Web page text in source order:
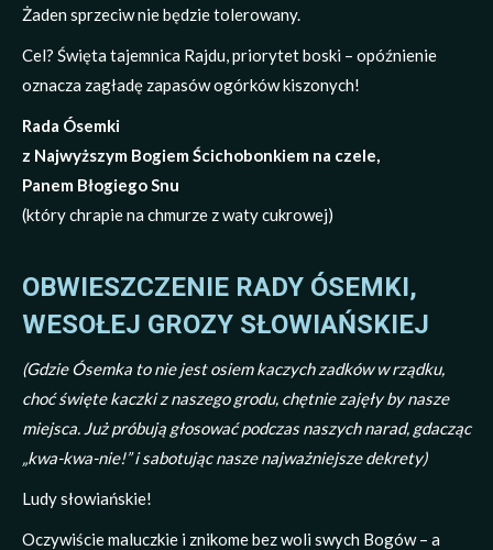
Żaden sprzeciw nie będzie tolerowany.
Cel? Święta tajemnica Rajdu, priorytet boski – opóźnienie
oznacza zagładę zapasów ogórków kiszonych!
Rada Ósemki
z Najwyższym Bogiem Ścichobonkiem na czele,
Panem Błogiego Snu
(który chrapie na chmurze z waty cukrowej)
OBWIESZCZENIE RADY ÓSEMKI,
WESOŁEJ GROZY SŁOWIAŃSKIEJ
(Gdzie Ósemka to nie jest osiem kaczych zadków w rządku,
choć święte kaczki z naszego grodu, chętnie zajęły by nasze
miejsca. Już próbują głosować podczas naszych narad, gdacząc
„kwa-kwa-nie!” i sabotując nasze najważniejsze dekrety)
Ludy słowiańskie!
Oczywiście maluczkie i znikome bez woli swych Bogów – a